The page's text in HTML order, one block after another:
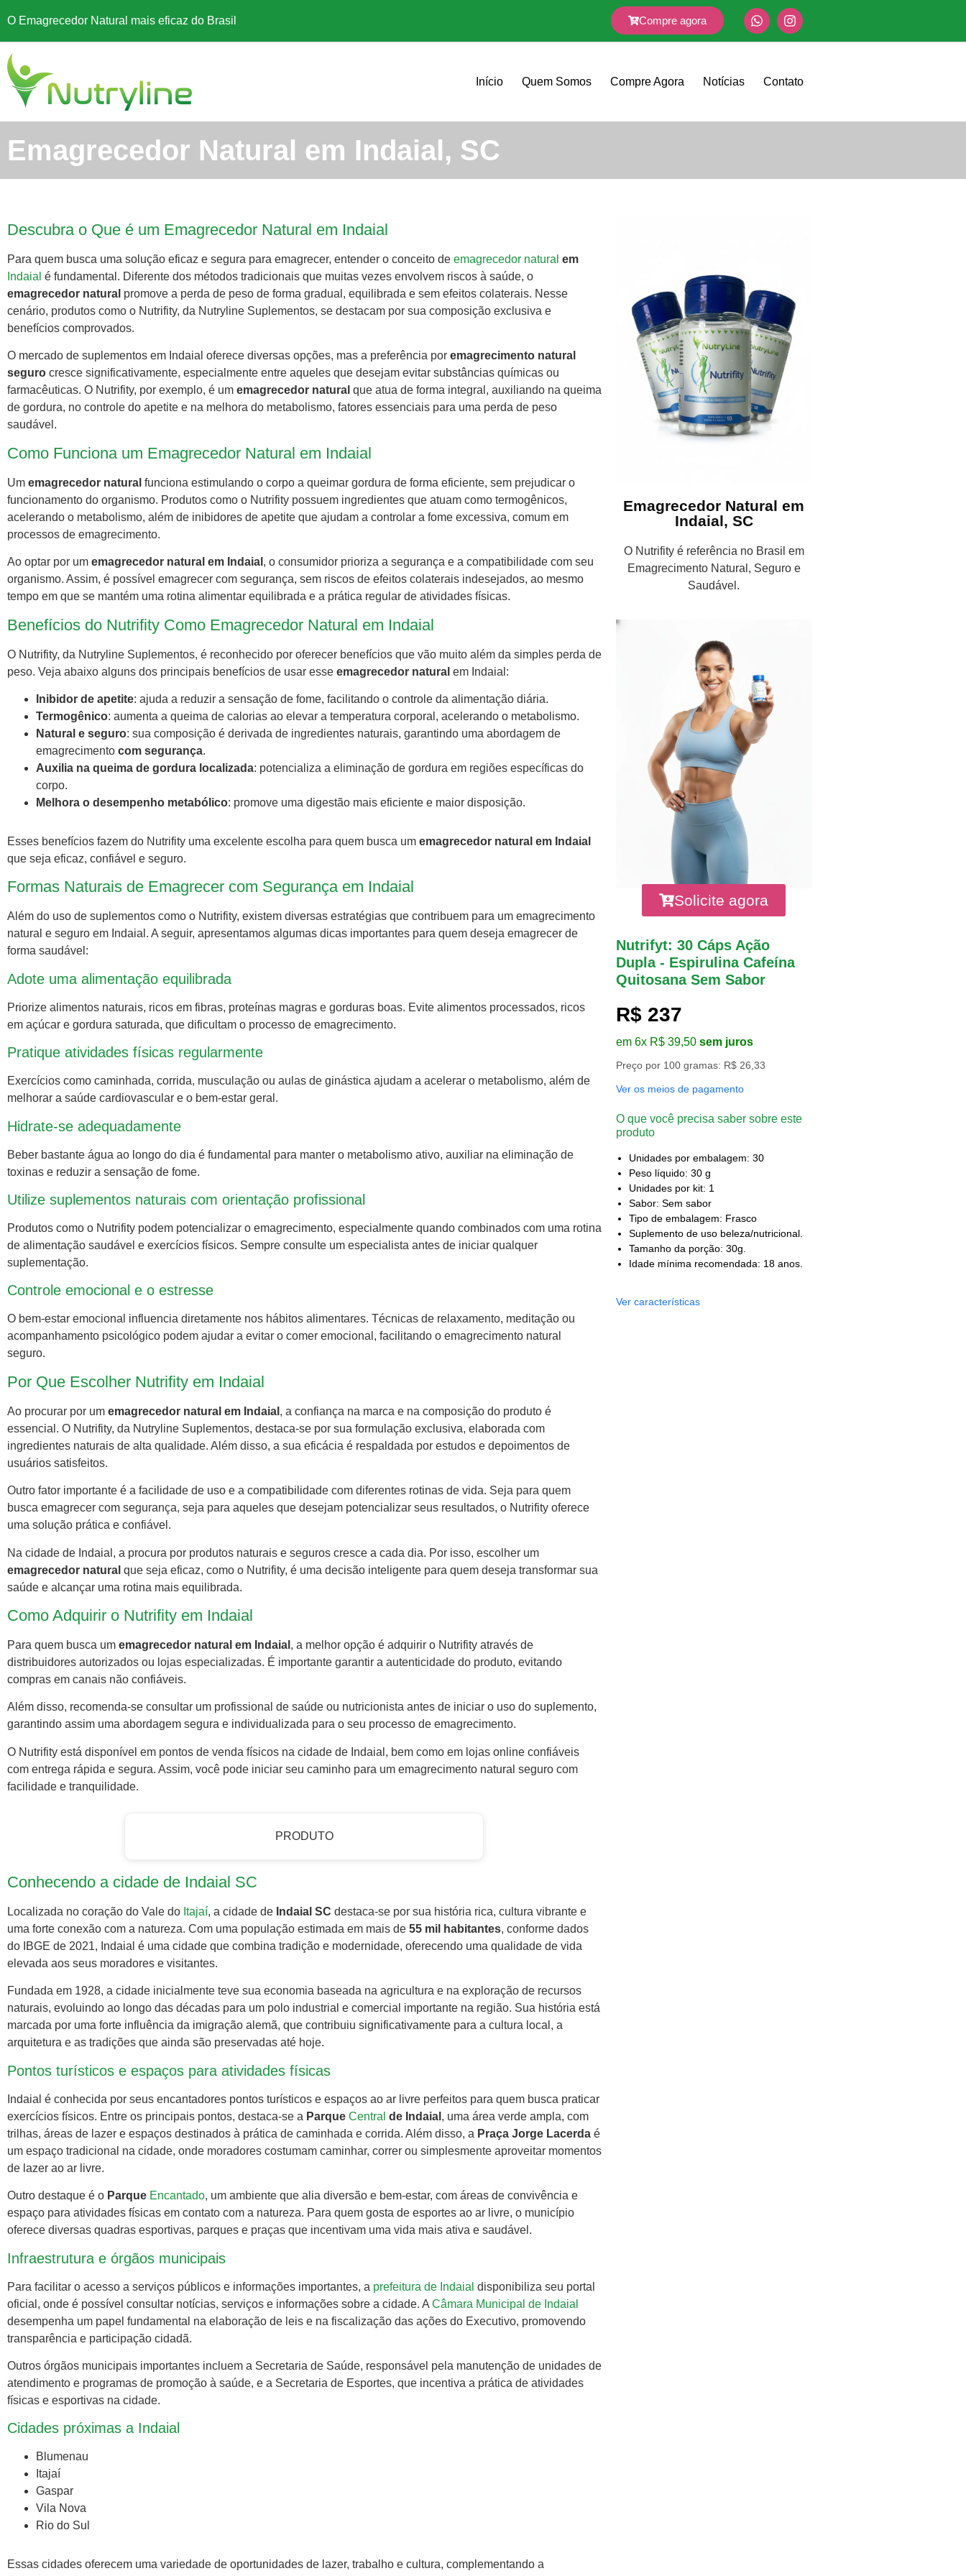
O Emagrecedor Natural mais eficaz do Brasil Compre agora
Início Quem Somos Compre Agora Notícias Contato
Emagrecedor Natural em Indaial, SC
Descubra o Que é um Emagrecedor Natural em Indaial
Para quem busca uma solução eficaz e segura para emagrecer, entender o conceito de emagrecedor natural em
Indaial é fundamental. Diferente dos métodos tradicionais que muitas vezes envolvem riscos à saúde, o
emagrecedor natural promove a perda de peso de forma gradual, equilibrada e sem efeitos colaterais. Nesse
cenário, produtos como o Nutrifity, da Nutryline Suplementos, se destacam por sua composição exclusiva e
benefícios comprovados.
O mercado de suplementos em Indaial oferece diversas opções, mas a preferência por emagrecimento natural
seguro cresce significativamente, especialmente entre aqueles que desejam evitar substâncias químicas ou
farmacêuticas. O Nutrifity, por exemplo, é um emagrecedor natural que atua de forma integral, auxiliando na queima
de gordura, no controle do apetite e na melhora do metabolismo, fatores essenciais para uma perda de peso
saudável.
Como Funciona um Emagrecedor Natural em Indaial
Um emagrecedor natural funciona estimulando o corpo a queimar gordura de forma eficiente, sem prejudicar o
funcionamento do organismo. Produtos como o Nutrifity possuem ingredientes que atuam como termogênicos,
acelerando o metabolismo, além de inibidores de apetite que ajudam a controlar a fome excessiva, comum em
processos de emagrecimento.
Ao optar por um emagrecedor natural em Indaial , o consumidor prioriza a segurança e a compatibilidade com seu
organismo. Assim, é possível emagrecer com segurança, sem riscos de efeitos colaterais indesejados, ao mesmo
tempo em que se mantém uma rotina alimentar equilibrada e a prática regular de atividades físicas.
Benefícios do Nutrifity Como Emagrecedor Natural em Indaial
O Nutrifity, da Nutryline Suplementos, é reconhecido por oferecer benefícios que vão muito além da simples perda de
peso. Veja abaixo alguns dos principais benefícios de usar esse emagrecedor natural em Indaial:
Inibidor de apetite: ajuda a reduzir a sensação de fome, facilitando o controle da alimentação diária.
Termogênico: aumenta a queima de calorias ao elevar a temperatura corporal, acelerando o metabolismo.
Natural e seguro: sua composição é derivada de ingredientes naturais, garantindo uma abordagem de
emagrecimento com segurança.
Auxilia na queima de gordura localizada: potencializa a eliminação de gordura em regiões específicas do
corpo.
Melhora o desempenho metabólico: promove uma digestão mais eficiente e maior disposição.
Esses benefícios fazem do Nutrifity uma excelente escolha para quem busca um emagrecedor natural em Indaial
que seja eficaz, confiável e seguro.
Formas Naturais de Emagrecer com Segurança em Indaial
Além do uso de suplementos como o Nutrifity, existem diversas estratégias que contribuem para um emagrecimento
natural e seguro em Indaial. A seguir, apresentamos algumas dicas importantes para quem deseja emagrecer de
forma saudável:
Adote uma alimentação equilibrada
Priorize alimentos naturais, ricos em fibras, proteínas magras e gorduras boas. Evite alimentos processados, ricos
em açúcar e gordura saturada, que dificultam o processo de emagrecimento.
Pratique atividades físicas regularmente
Exercícios como caminhada, corrida, musculação ou aulas de ginástica ajudam a acelerar o metabolismo, além de
melhorar a saúde cardiovascular e o bem-estar geral.
Hidrate-se adequadamente
Beber bastante água ao longo do dia é fundamental para manter o metabolismo ativo, auxiliar na eliminação de
toxinas e reduzir a sensação de fome.
Utilize suplementos naturais com orientação profissional
Produtos como o Nutrifity podem potencializar o emagrecimento, especialmente quando combinados com uma rotina
de alimentação saudável e exercícios físicos. Sempre consulte um especialista antes de iniciar qualquer
suplementação.
Controle emocional e o estresse
O bem-estar emocional influencia diretamente nos hábitos alimentares. Técnicas de relaxamento, meditação ou
acompanhamento psicológico podem ajudar a evitar o comer emocional, facilitando o emagrecimento natural
seguro.
Por Que Escolher Nutrifity em Indaial
Ao procurar por um emagrecedor natural em Indaial , a confiança na marca e na composição do produto é
essencial. O Nutrifity, da Nutryline Suplementos, destaca-se por sua formulação exclusiva, elaborada com
ingredientes naturais de alta qualidade. Além disso, a sua eficácia é respaldada por estudos e depoimentos de
usuários satisfeitos.
Outro fator importante é a facilidade de uso e a compatibilidade com diferentes rotinas de vida. Seja para quem
busca emagrecer com segurança, seja para aqueles que desejam potencializar seus resultados, o Nutrifity oferece
uma solução prática e confiável.
Na cidade de Indaial, a procura por produtos naturais e seguros cresce a cada dia. Por isso, escolher um
emagrecedor natural que seja eficaz, como o Nutrifity, é uma decisão inteligente para quem deseja transformar sua
saúde e alcançar uma rotina mais equilibrada.
Como Adquirir o Nutrifity em Indaial
Para quem busca um emagrecedor natural em Indaial , a melhor opção é adquirir o Nutrifity através de
distribuidores autorizados ou lojas especializadas. É importante garantir a autenticidade do produto, evitando
compras em canais não confiáveis.
Além disso, recomenda-se consultar um profissional de saúde ou nutricionista antes de iniciar o uso do suplemento,
garantindo assim uma abordagem segura e individualizada para o seu processo de emagrecimento.
O Nutrifity está disponível em pontos de venda físicos na cidade de Indaial, bem como em lojas online confiáveis
com entrega rápida e segura. Assim, você pode iniciar seu caminho para um emagrecimento natural seguro com
facilidade e tranquilidade.
PRODUTO
Conhecendo a cidade de Indaial SC
Localizada no coração do Vale do Itajaí, a cidade de Indaial SC destaca-se por sua história rica, cultura vibrante e
uma forte conexão com a natureza. Com uma população estimada em mais de 55 mil habitantes, conforme dados
do IBGE de 2021, Indaial é uma cidade que combina tradição e modernidade, oferecendo uma qualidade de vida
elevada aos seus moradores e visitantes.
Fundada em 1928, a cidade inicialmente teve sua economia baseada na agricultura e na exploração de recursos
naturais, evoluindo ao longo das décadas para um polo industrial e comercial importante na região. Sua história está
marcada por uma forte influência da imigração alemã, que contribuiu significativamente para a cultura local, a
arquitetura e as tradições que ainda são preservadas até hoje.
Pontos turísticos e espaços para atividades físicas
Indaial é conhecida por seus encantadores pontos turísticos e espaços ao ar livre perfeitos para quem busca praticar
exercícios físicos. Entre os principais pontos, destaca-se a Parque Central de Indaial , uma área verde ampla, com
trilhas, áreas de lazer e espaços destinados à prática de caminhada e corrida. Além disso, a Praça Jorge Lacerda é
um espaço tradicional na cidade, onde moradores costumam caminhar, correr ou simplesmente aproveitar momentos
de lazer ao ar livre.
Outro destaque é o Parque Encantado, um ambiente que alia diversão e bem-estar, com áreas de convivência e
espaço para atividades físicas em contato com a natureza. Para quem gosta de esportes ao ar livre, o município
oferece diversas quadras esportivas, parques e praças que incentivam uma vida mais ativa e saudável.
Infraestrutura e órgãos municipais
Para facilitar o acesso a serviços públicos e informações importantes, a prefeitura de Indaial disponibiliza seu portal
oficial, onde é possível consultar notícias, serviços e informações sobre a cidade. A Câmara Municipal de Indaial
desempenha um papel fundamental na elaboração de leis e na fiscalização das ações do Executivo, promovendo
transparência e participação cidadã.
Outros órgãos municipais importantes incluem a Secretaria de Saúde, responsável pela manutenção de unidades de
atendimento e programas de promoção à saúde, e a Secretaria de Esportes, que incentiva a prática de atividades
físicas e esportivas na cidade.
Cidades próximas a Indaial
Blumenau
Itajaí
Gaspar
Vila Nova
Rio do Sul
Essas cidades oferecem uma variedade de oportunidades de lazer, trabalho e cultura, complementando a
Emagrecedor Natural em
Indaial, SC
O Nutrifity é referência no Brasil em
Emagrecimento Natural, Seguro e
Saudável.
Solicite agora
Nutrifyt: 30 Cáps Ação
Dupla - Espirulina Cafeína
Quitosana Sem Sabor
R$ 237
em 6x R$ 39,50 sem juros
Preço por 100 gramas: R$ 26,33
Ver os meios de pagamento
O que você precisa saber sobre este
produto
Unidades por embalagem: 30
Peso líquido: 30 g
Unidades por kit: 1
Sabor: Sem sabor
Tipo de embalagem: Frasco
Suplemento de uso beleza/nutricional.
Tamanho da porção: 30g.
Idade mínima recomendada: 18 anos.
Ver características